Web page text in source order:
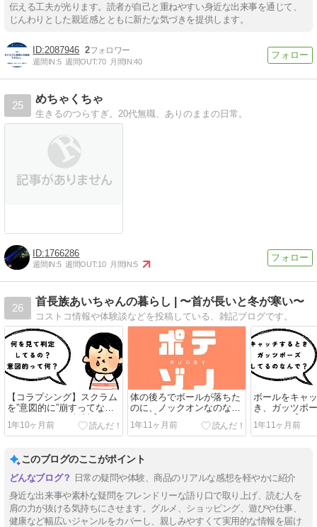
伝える工夫が光ります。読者が自己と重ねやすい身近な出来事を通じて、
じんわりとした親近感とともに新たな気づきを提供します。
2087946 2
週間IN:5 週間OUT:70 月間IN:40
25
めちゃくちゃ
生きるのつらすぎ。20代無職、ありのままの日常。
1766286
週間IN:5 週間OUT:10 月間IN:5
26
首長族あいちゃんの暮らし | 〜首が長いと冬が寒い〜
コストコ情報や体験談などを投稿している、雑記ブログです。
【コラプシング】スクラム
を”意図的に”崩すってな
に？どうやって判断してる
の？
1年10ヶ月前
体の後ろでボールが落ちた
のに、ノックオンなのなん
で？【ノックオン/ノックバ
ック】
1年11ヶ月前
ボールをキャ
き、ガッツポ
なんで？【フ
チ】
1年11ヶ月前
このブログのここがポイント
日常の疑問や体験、商品のリアルな感想を軽やかに紹介
身近な出来事や素朴な疑問をフレンドリーな語り口で取り上げ、読む人を
肩の力が抜ける気持ちにさせます。グルメ、ショッピング、遊びや仕事、
健康など幅広いジャンルをカバーし、親しみやすくて実用的な情報を届け